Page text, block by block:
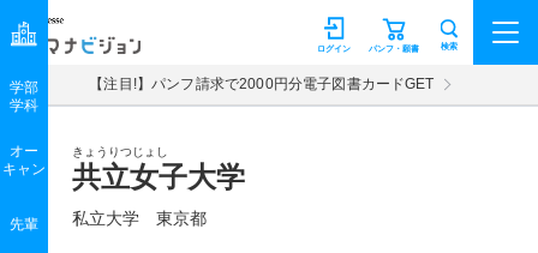
マナビジョン パンフ・願書
ログイン 検索
【注目!】パンフ請求で2000円分電子図書カードGET
きょうりつじょし
共立女子大学
私立大学 東京都
学部
学科
オー
キャン
先輩